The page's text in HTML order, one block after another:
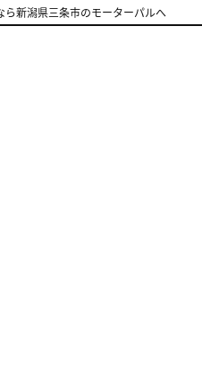
新潟県三条市のモーターパルへ